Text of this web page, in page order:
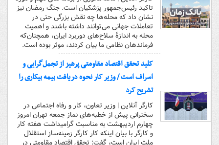
تاکید رئیس‌جمهور پزشکیان است. جنگ رمضان نیز
نشان داد که محله‌ها چه نقش بزرگی حتی در
تعاملات جهانی می‌توانند داشته باشند و اهمیت
محله به اندازۀ سلاح‌های دوربرد ایران، همچنان‌که
فرماندهان نظامی ما بیان کردند، موثر بوده است.
کلید تحقق اقتصاد مقاومتی پرهیز از تجمل‌گرایی و
اسراف است / وزیر کار نحوه دریافت بیمه بیکاری را
تشریح کرد
کارگر آنلاین | وزیر تعاون، کار و رفاه اجتماعی در
سخنرانی پیش از خطبه‌های نماز جمعه تهران امروز
چهارم اردیبهشت به مناسبت گرامیداشت هفته کار
و کارگر با بیان اینکه کار کارگر زمینه‌ساز استقلال
ملت ایران است، گفت: تحقق اقتصاد مقاومتی در